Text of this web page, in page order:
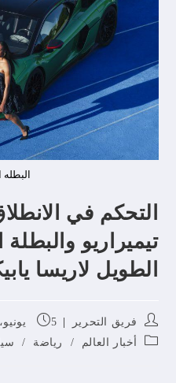
البطله
التحكم في
تيميراريو
الطويل لاريسا
فريق التحرير
5 يونيو، 2026
أخبار العالم
/ رياضة /